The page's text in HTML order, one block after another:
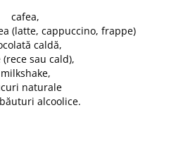
cafea,
(latte, cappuccino, frappe)
caldă,
(rece sau cald),
milkshake,
naturale
alcoolice.